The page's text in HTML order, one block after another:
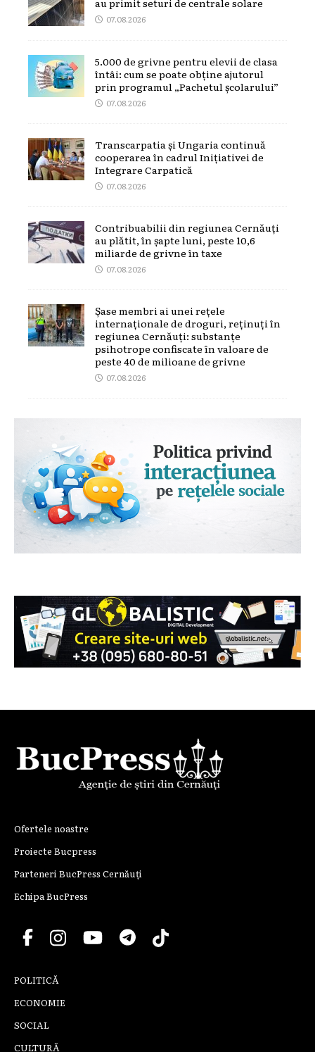
07.08.2026
5.000 de grivne pentru elevii de clasa
întâi: cum se poate obține ajutorul
prin programul „Pachetul școlarului”
07.08.2026
Transcarpatia și Ungaria continuă
cooperarea în cadrul Inițiativei de
Integrare Carpatică
07.08.2026
Contribuabilii din regiunea Cernăuți
au plătit, în șapte luni, peste 10,6
miliarde de grivne în taxe
07.08.2026
Șase membri ai unei rețele
internaționale de droguri, reținuți în
regiunea Cernăuți: substanțe
psihotrope confiscate în valoare de
peste 40 de milioane de grivne
07.08.2026
Ofertele noastre
Proiecte Bucpress
Parteneri BucPress Cernăuți
Echipa BucPress
POLITICĂ
ECONOMIE
SOCIAL
CULTURĂ